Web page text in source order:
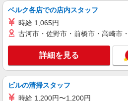
キープ
派遣社員
株式会社テクノ・サービス/お仕事No/
機械オペレーター
時給1250円交通
茨城県日立市 ＊
ベルク各店での店内スタッフ
時給 1,065円
古河市・佐野市・前橋市・高崎市
詳細を見る
ビルの清掃スタッフ
時給 1,200円〜1,200円